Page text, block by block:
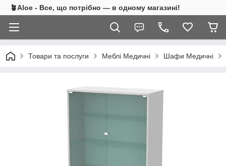
🪴Aloe - Все, що потрібно — в одному магазині!
Товари та послуги Меблі Медичні Шафи Медичні